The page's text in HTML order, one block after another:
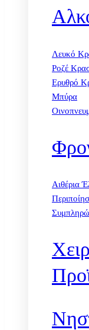
Λευκό
Ροζέ
Ερυθρό
Μπύρα
Αιθέρια